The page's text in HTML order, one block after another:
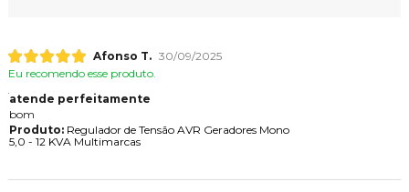
Afonso T. 30/09/2025
Eu recomendo esse produto.
atende perfeitamente
bom
Produto:Regulador de Tensão AVR Geradores Mono
5,0 - 12 KVA Multimarcas